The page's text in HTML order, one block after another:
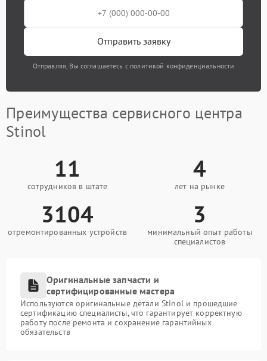
Отправить заявку
Отправляя, Вы соглашаетесь с политикой конфиденциальности
Преимущества сервисного центра
Stinol
11
сотрудников в штате
4
лет на рынке
3104
отремонтированных устройств
3
минимальный опыт работы
специалистов
Оригинальные запчасти и
сертифицированные мастера
Используются оригинальные детали Stinol и прошедшие
сертификацию специалисты, что гарантирует корректную
работу после ремонта и сохранение гарантийных
обязательств